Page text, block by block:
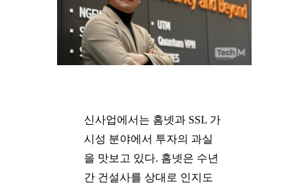
신사업에서는 홈넷과 SSL 가
시성 분야에서 투자의 과실
을 맛보고 있다. 홈넷은 수년
간 건설사를 상대로 인지도